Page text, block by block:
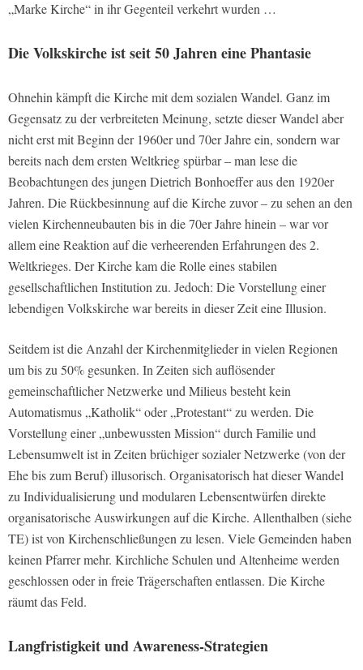
„Marke Kirche“ in ihr Gegenteil verkehrt wurden …
Die Volkskirche ist seit 50 Jahren eine Phantasie
Ohnehin kämpft die Kirche mit dem sozialen Wandel. Ganz im
Gegensatz zu der verbreiteten Meinung, setzte dieser Wandel aber
nicht erst mit Beginn der 1960er und 70er Jahre ein, sondern war
bereits nach dem ersten Weltkrieg spürbar – man lese die
Beobachtungen des jungen Dietrich Bonhoeffer aus den 1920er
Jahren. Die Rückbesinnung auf die Kirche zuvor – zu sehen an den
vielen Kirchenneubauten bis in die 70er Jahre hinein – war vor
allem eine Reaktion auf die verheerenden Erfahrungen des 2.
Weltkrieges. Der Kirche kam die Rolle eines stabilen
gesellschaftlichen Institution zu. Jedoch: Die Vorstellung einer
lebendigen Volkskirche war bereits in dieser Zeit eine Illusion.
Seitdem ist die Anzahl der Kirchenmitglieder in vielen Regionen
um bis zu 50% gesunken. In Zeiten sich auflösender
gemeinschaftlicher Netzwerke und Milieus besteht kein
Automatismus „Katholik“ oder „Protestant“ zu werden. Die
Vorstellung einer „unbewussten Mission“ durch Familie und
Lebensumwelt ist in Zeiten brüchiger sozialer Netzwerke (von der
Ehe bis zum Beruf) illusorisch. Organisatorisch hat dieser Wandel
zu Individualisierung und modularen Lebensentwürfen direkte
organisatorische Auswirkungen auf die Kirche. Allenthalben (siehe
TE) ist von Kirchenschließungen zu lesen. Viele Gemeinden haben
keinen Pfarrer mehr. Kirchliche Schulen und Altenheime werden
geschlossen oder in freie Trägerschaften entlassen. Die Kirche
räumt das Feld.
Langfristigkeit und Awareness-Strategien